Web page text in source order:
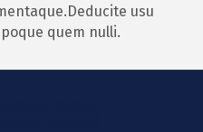
usu
quem nulli.